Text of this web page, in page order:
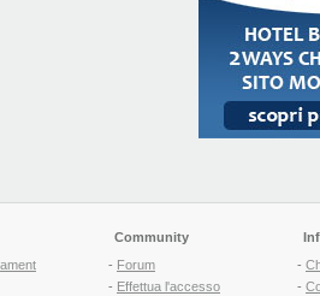
Community
- Forum
- Effettua l'accesso
-
-